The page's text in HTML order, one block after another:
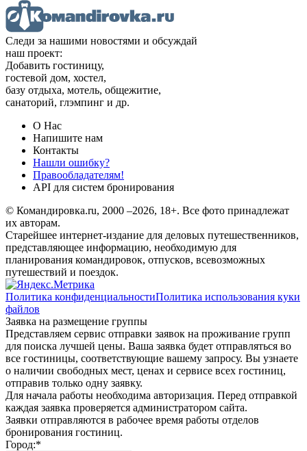
Следи за нашими новостями и обсуждай
наш проект:
Добавить гостиницу,
гостевой дом, хостел,
базу отдыха, мотель, общежитие,
санаторий, глэмпинг и др.
О Нас
Напишите нам
Контакты
Нашли ошибку?
Правообладателям!
API для систем бронирования
© Командировка.ru, 2000 –2026, 18+. Все фото принадлежат
их авторам.
Старейшее интернет-издание для деловых путешественников,
представляющее информацию, необходимую для
планирования командировок, отпусков, всевозможных
путешествий и поездок.
Политика конфиденциальностиПолитика использования куки
файлов
Заявка на размещение группы
Представляем сервис отправки заявок на проживание групп
для поиска лучшей цены. Ваша заявка будет отправляться во
все гостиницы, соответствующие вашему запросу. Вы узнаете
о наличии свободных мест, ценах и сервисе всех гостиниц,
отправив только одну заявку.
Для начала работы необходима авторизация. Перед отправкой
каждая заявка проверяется администратором сайта.
Заявки отправляются в рабочее время работы отделов
бронирования гостиниц.
Город:*